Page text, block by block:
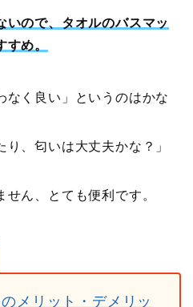
いので、タオルのバスマッ
すめ。
なく良い」というのはかな
り、匂いは大丈夫かな？」
ん、とても便利です。
メリット・デメリッ